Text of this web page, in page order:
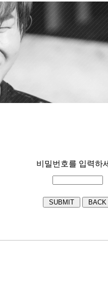
비밀번호를 입력하